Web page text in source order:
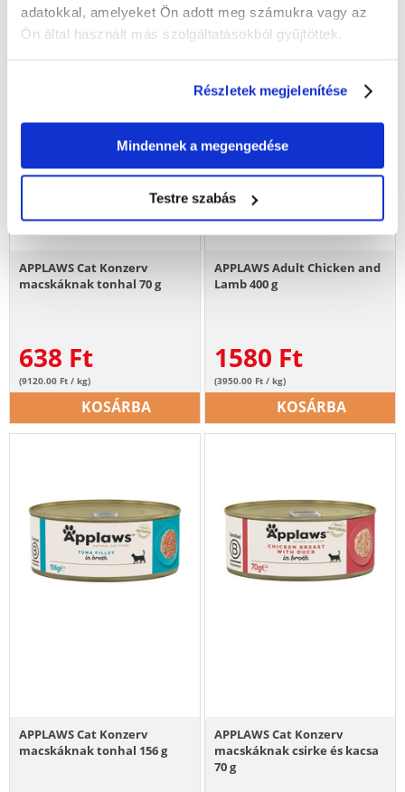
adatokkal, amelyeket Ön adott meg számukra vagy az
Ön által használt más szolgáltatásokból gyűjtöttek.
Részletek megjelenítése
Mindennek a megengedése
Testre szabás
APPLAWS Cat Konzerv
macskáknak tonhal 70 g
638 Ft
(9120.00 Ft / kg)
KOSÁRBA
APPLAWS Adult Chicken and
Lamb 400 g
1580 Ft
(3950.00 Ft / kg)
KOSÁRBA
APPLAWS Cat Konzerv
macskáknak tonhal 156 g
APPLAWS Cat Konzerv
macskáknak csirke és kacsa
70 g